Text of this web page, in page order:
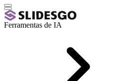
Ferramentas de IA